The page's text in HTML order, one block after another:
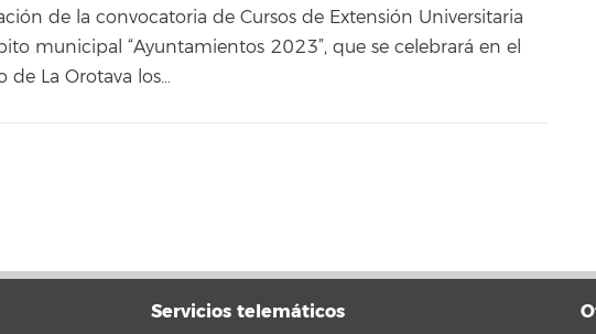
de la convocatoria de Cursos de Extensión Universitaria
municipal “Ayuntamientos 2023”, que se celebrará en el
de La Orotava los…
Servicios telemáticos